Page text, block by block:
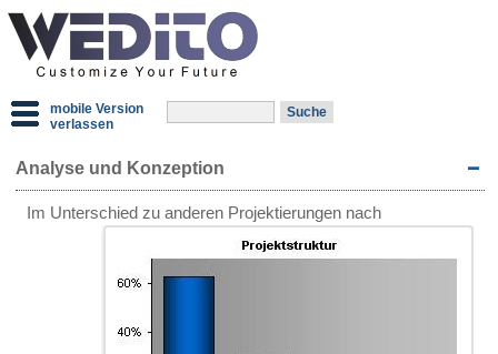
mobile Version
verlassen
Analyse und Konzeption
Im Unterschied zu anderen Projektierungen nach